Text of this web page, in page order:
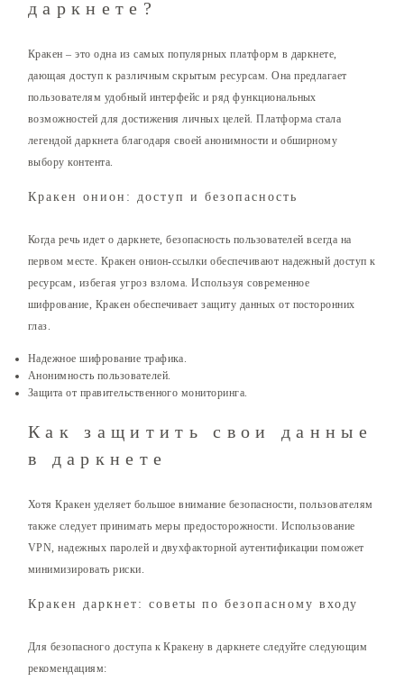
даркнете?
Кракен – это одна из самых популярных платформ в даркнете,
дающая доступ к различным скрытым ресурсам. Она предлагает
пользователям удобный интерфейс и ряд функциональных
возможностей для достижения личных целей. Платформа стала
легендой даркнета благодаря своей анонимности и обширному
выбору контента.
Кракен онион: доступ и безопасность
Когда речь идет о даркнете, безопасность пользователей всегда на
первом месте. Кракен онион-ссылки обеспечивают надежный доступ к
ресурсам, избегая угроз взлома. Используя современное
шифрование, Кракен обеспечивает защиту данных от посторонних
глаз.
Надежное шифрование трафика.
Анонимность пользователей.
Защита от правительственного мониторинга.
Как защитить свои данные
в даркнете
Хотя Кракен уделяет большое внимание безопасности, пользователям
также следует принимать меры предосторожности. Использование
VPN, надежных паролей и двухфакторной аутентификации поможет
минимизировать риски.
Кракен даркнет: советы по безопасному входу
Для безопасного доступа к Кракену в даркнете следуйте следующим
рекомендациям: